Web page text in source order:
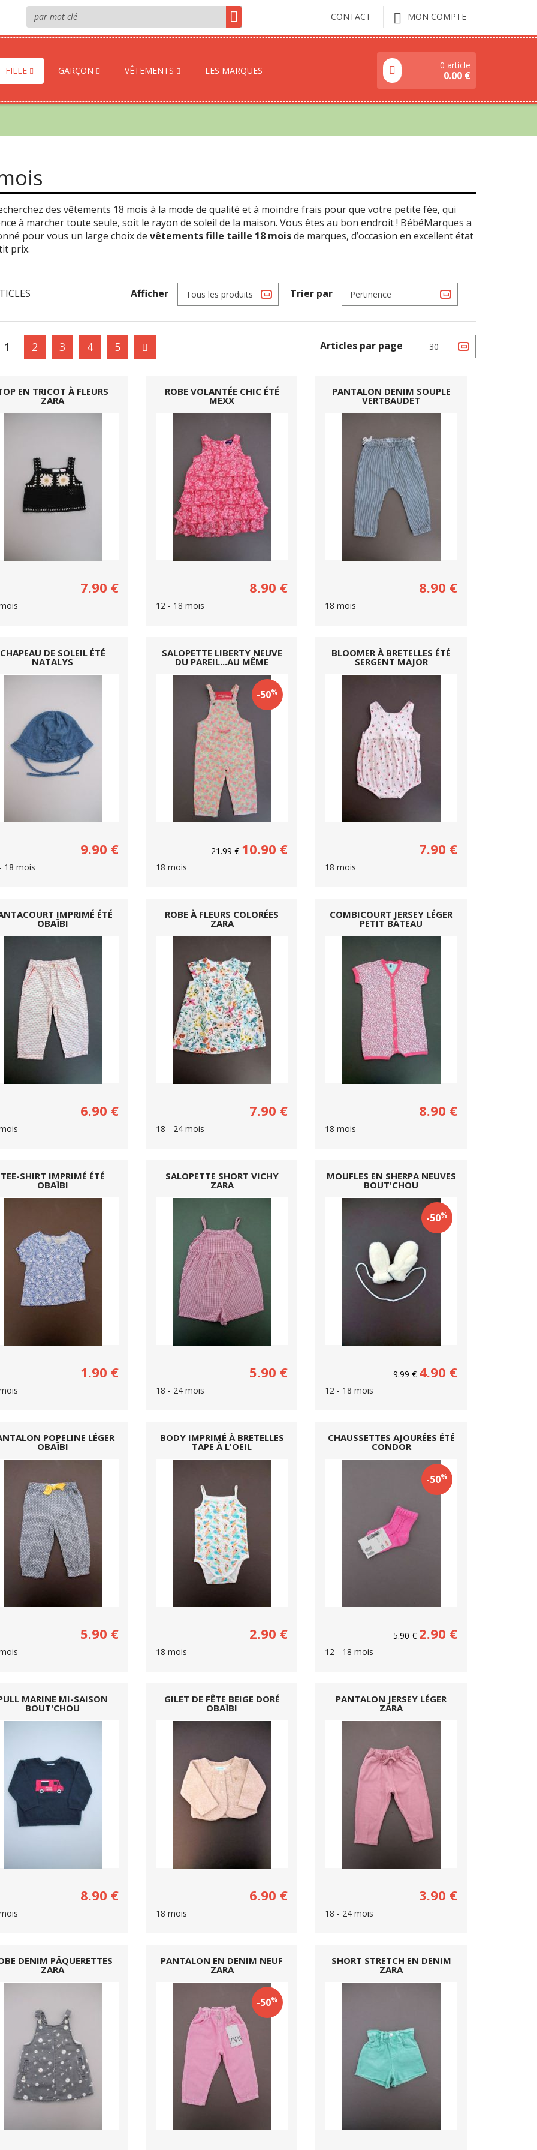
CONTACT MON COMPTE
FILLE GARÇON VÊTEMENTS LES MARQUES 0 article
0.00 €
des vêtements 18 mois à la mode de qualité et à moindre frais pour que votre petite fée, qui
à marcher toute seule, soit le rayon de soleil de la maison. Vous êtes au bon endroit ! BébéMarques a
pour vous un large choix de vêtements fille taille 18 moisde marques, d’occasion en excellent état
prix.
Afficher Tous les produits Trier par Pertinence
1 2 3 4 5 Articles par page 30
EN TRICOT À FLEURS
ZARA
7.90 €
ROBE VOLANTÉE CHIC ÉTÉ
MEXX
8.90 €
12 - 18 mois
PANTALON DENIM SOUPLE
VERTBAUDET
8.90 €
18 mois
CHAPEAU DE SOLEIL ÉTÉ
NATALYS
9.90 €
18 mois
SALOPETTE LIBERTY NEUVE
DU PAREIL...AU MÊME
-50%
21.99 € 10.90 €
18 mois
BLOOMER À BRETELLES ÉTÉ
SERGENT MAJOR
7.90 €
18 mois
IMPRIMÉ ÉTÉ
OBAÏBI
6.90 €
ROBE À FLEURS COLORÉES
ZARA
7.90 €
18 - 24 mois
COMBICOURT JERSEY LÉGER
PETIT BATEAU
8.90 €
18 mois
TEE-SHIRT IMPRIMÉ ÉTÉ
OBAÏBI
1.90 €
SALOPETTE SHORT VICHY
ZARA
5.90 €
18 - 24 mois
MOUFLES EN SHERPA NEUVES
BOUT'CHOU
-50%
9.99 € 4.90 €
12 - 18 mois
POPELINE LÉGER
OBAÏBI
5.90 €
BODY IMPRIMÉ À BRETELLES
TAPE À L'OEIL
2.90 €
18 mois
CHAUSSETTES AJOURÉES ÉTÉ
CONDOR
-50%
5.90 € 2.90 €
12 - 18 mois
MARINE MI-SAISON
BOUT'CHOU
8.90 €
GILET DE FÊTE BEIGE DORÉ
OBAÏBI
6.90 €
18 mois
PANTALON JERSEY LÉGER
ZARA
3.90 €
18 - 24 mois
DENIM PÂQUERETTES
ZARA
PANTALON EN DENIM NEUF
ZARA
-50%
SHORT STRETCH EN DENIM
ZARA